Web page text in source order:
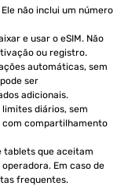
não inclui um número
e usar o eSIM. Não
ou registro.
automáticas, sem
ser
adicionais.
diários, sem
com compartilhamento
tablets que aceitam
Em caso de
frequentes.